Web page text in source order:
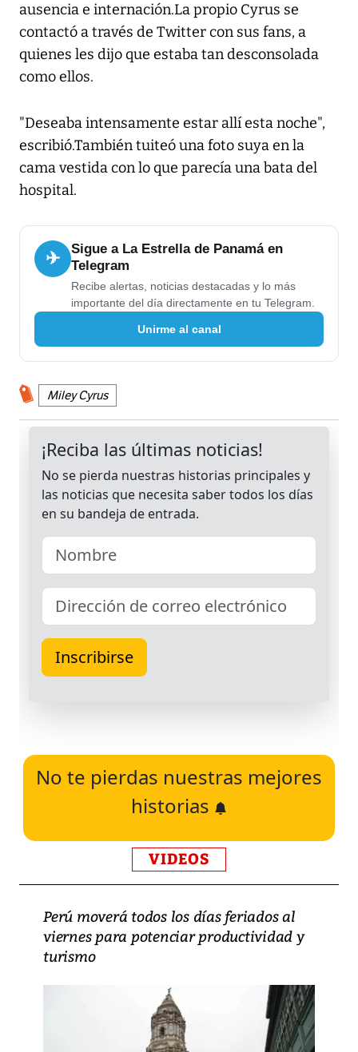
ausencia e internación.La propio Cyrus se
contactó a través de Twitter con sus fans, a
quienes les dijo que estaba tan desconsolada
como ellos.
"Deseaba intensamente estar allí esta noche",
escribió.También tuiteó una foto suya en la
cama vestida con lo que parecía una bata del
hospital.
✈
Sigue a La Estrella de Panamá en
Telegram
Recibe alertas, noticias destacadas y lo más
importante del día directamente en tu Telegram.
Unirme al canal
Miley Cyrus
No te pierdas nuestras mejores
historias
VIDEOS
Perú moverá todos los días feriados al
viernes para potenciar productividad y
turismo